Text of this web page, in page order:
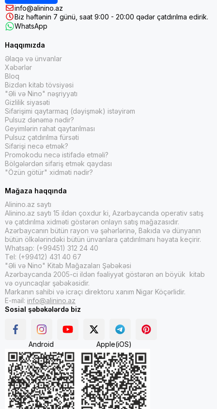
info@alinino.az
Biz həftənin 7 günü, saat 9:00 - 20:00 qədər çatdırılma edirik.
WhatsApp
Haqqımızda
Əlaqə və ünvanlar
Xəbərlər
Bloq
Bizdən kitab tövsiyəsi
"Əli və Nino" nəşriyyatı
Gizlilik siyasəti
Sifarişimi qaytarmaq (dəyişmək) istəyirəm
Pulsuz dənəmə nədir?
Geyimlərin rahat qaytarılması
Pulsuz çatdırılma fürsəti
Sifarişi necə etmək?
Promokodu necə istifadə etməli?
Bölgələrdən sifariş etmək qaydası
"Özün götür" xidməti nədir?
Mağaza haqqında
Alinino.az saytı
Alinino.az saytı 15 ildən çoxdur ki, Azərbaycanda operativ satış
və çatdırılma xidməti göstərən onlayn satış mağazasıdır.
Azərbaycanın bütün rayon və şəhərlərinə, Bakıda və dünyanın
bütün ölkələrindəki bütün ünvanlara çatdırılmanı həyata keçirir.
Whatsap: (+99451) 312 24 40
Tel: (+99412) 431 40 67
"Əli və Nino" Kitab Mağazaları Şəbəkəsi
Azərbaycanda 2005-ci ildən fəaliyyət göstərən ən böyük kitab
və oyuncaqlar şəbəkəsidir.
Markanın sahibi və icraçı direktoru xanım Nigar Köçərlidir.
E-mail: info@alinino.az
Sosial şəbəkələrdə biz
Android Apple(iOS)